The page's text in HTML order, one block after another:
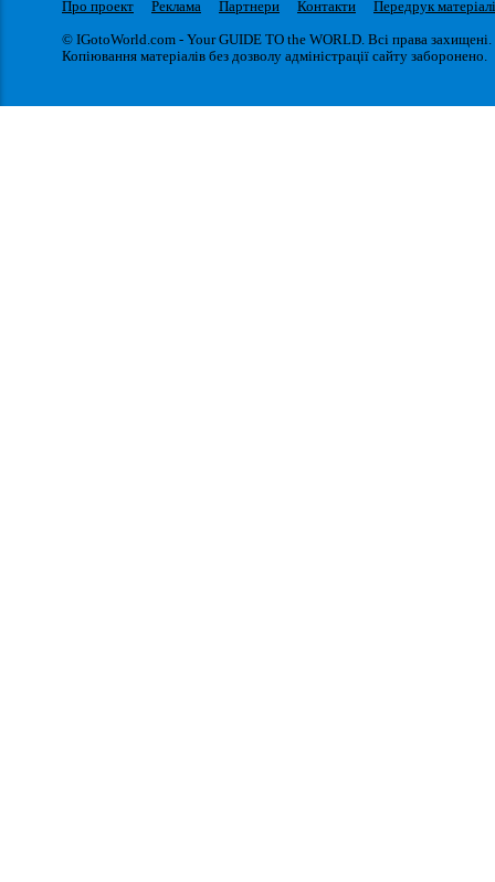
Про проект Реклама Партнери Контакти
Передрук
© IGotoWorld.com - Your GUIDE TO the WORLD. Всі права захищені.
Копіювання матеріалів без дозволу адміністрації сайту заборонено.